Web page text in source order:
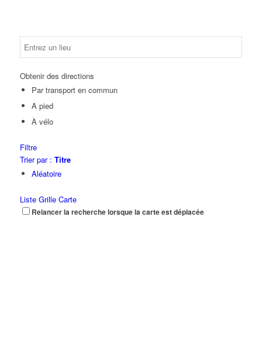
Obtenir des directions
Par transport en commun
A pied
À vélo
Filtre
Trier par : Titre
Aléatoire
Liste Grille Carte
Relancer la recherche lorsque la carte est déplacée